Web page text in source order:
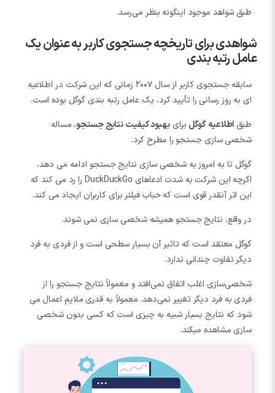
طبق شواهد موجود اینگونه بنظر می‌رسد.
شواهدی برای تاریخچه جستجوی کاربر به عنوان یک
عامل رتبه بندی
سابقه جستجوی کاربر از سال 2007 زمانی که این شرکت در اطلاعیه
ای به روز رسانی را تأیید کرد، یک عامل رتبه بندی گوگل بوده است.
طبق اطلاعیه گوگل برایبهبود کیفیت نتایج جستجو، مساله
شخصی سازی جستجو را مطرح کرد.
گوگل تا به امروز به شخصی سازی نتایج جستجو ادامه می دهد،
اگرچه این شرکت به شدت ادعاهای DuckDuckGo را رد می کند که
این اثر آنقدر قوی است که حباب فیلتر برای کاربران ایجاد می کند.
در واقع، نتایج جستجو همیشه شخصی سازی نمی شوند.
گوگل معتقد است که تاثیر آن بسیار سطحی است و از فردی به فرد
دیگر تفاوت چندانی ندارد.
شخصی‌سازی اغلب اتفاق نمی‌افتد و معمولاً نتایج جستجو را از
فردی به فرد دیگر تغییر نمی‌دهد. معمولاً به قدری ملایم اعمال می
شود که نتایج بسیار شبیه به چیزی است که کسی بدون شخصی
سازی مشاهده میکند.